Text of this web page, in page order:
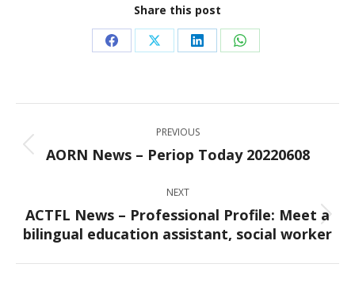
Share this post
Share
Facebook
Share
X
Share
LinkedIn
Share
WhatsApp
navigation
PREVIOUS
Previous
AORN News – Periop Today 20220608
NEXT
Next
post:
ACTFL News – Professional Profile: Meet a
bilingual education assistant, social worker